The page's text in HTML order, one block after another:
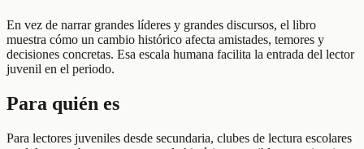
En vez de narrar grandes líderes y grandes discursos, el libro
muestra cómo un cambio histórico afecta amistades, temores y
decisiones concretas. Esa escala humana facilita la entrada del lector
juvenil en el periodo.
Para quién es
Para lectores juveniles desde secundaria, clubes de lectura escolares